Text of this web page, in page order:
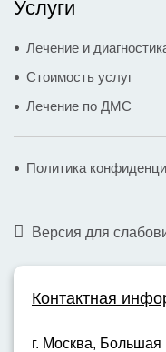
Услуги
Лечение и
Стоимость услуг
Лечение по ДМС
Политика
Версия для
Контактная
г. Москва, Большая